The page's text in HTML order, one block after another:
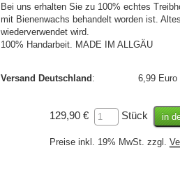
Bei uns erhalten Sie zu 100% echtes
mit Bienenwachs behandelt worden ist.
wiederverwendet wird.
100% Handarbeit. MADE IM ALLGÄU
Versand Deutschland 6,99 Euro
129,90 € Stück
Preise inkl. 19% MwSt. zzgl.